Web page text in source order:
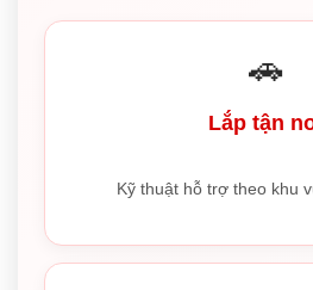
🚗
Lắp tận
Kỹ thuật hỗ trợ theo khu